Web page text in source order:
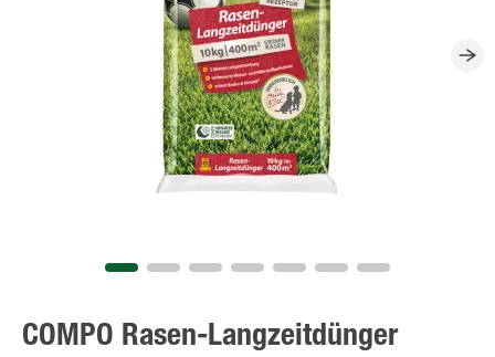
COMPO Rasen-Langzeitdünger